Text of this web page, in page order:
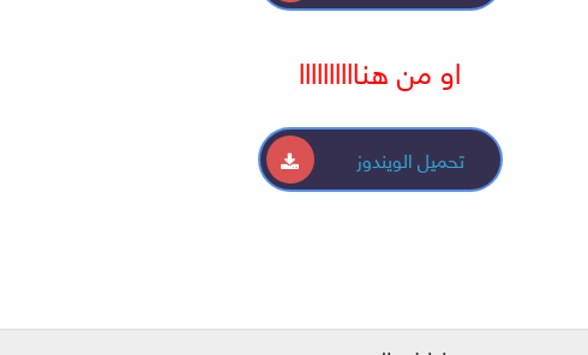
او من هناااااااااا
تحميل الويندوز